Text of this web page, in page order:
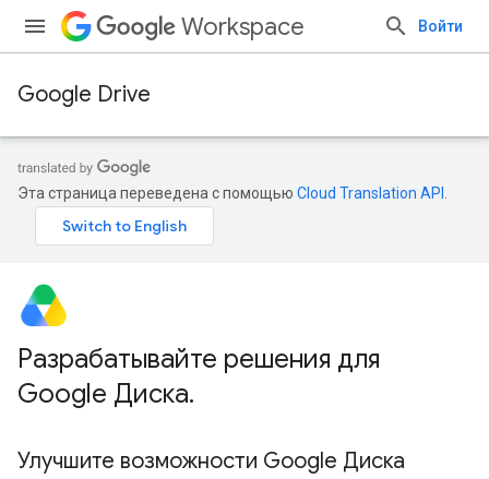
Workspace Войти
Google Drive
Эта страница переведена с помощью Cloud Translation API
Разрабатывайте решения для
Google Диска.
Улучшите возможности Google Диска